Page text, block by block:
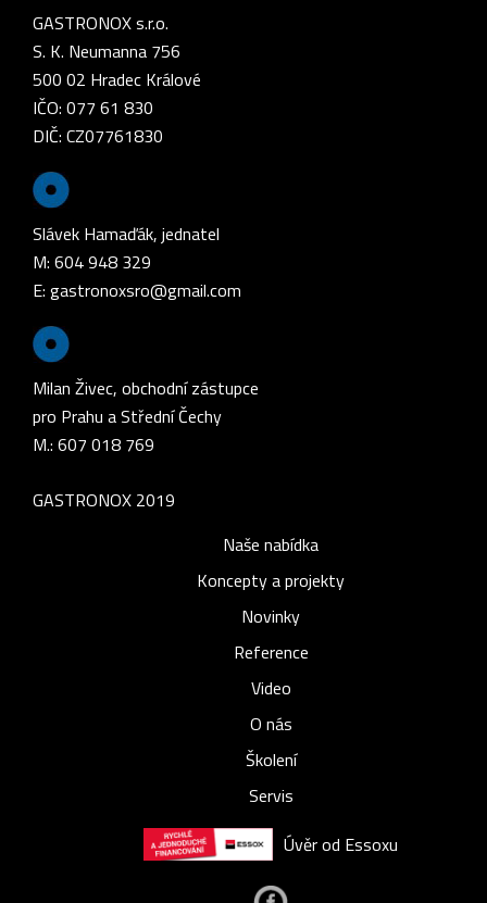
GASTRONOX s.r.o.
S. K. Neumanna 756
500 02 Hradec Králové
IČO: 077 61 830
DIČ: CZ07761830
Slávek Hamaďák, jednatel
M: 604 948 329
E: gastronoxsro@gmail.com
Milan Živec, obchodní zástupce
pro Prahu a Střední Čechy
M.: 607 018 769
GASTRONOX 2019
Naše nabídka
Koncepty a projekty
Novinky
Reference
Video
O nás
Školení
Servis
Úvěr od Essoxu